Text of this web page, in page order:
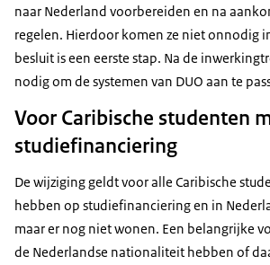
naar Nederland voorbereiden en na
regelen. Hierdoor komen ze niet onnodig
besluit is een eerste stap. Na de
nodig om de systemen van DUO aan te
Voor Caribische studenten
studiefinanciering
De wijziging geldt voor alle Caribische
hebben op studiefinanciering en in
maar er nog niet wonen. Een belangrijke
de Nederlandse nationaliteit hebben of